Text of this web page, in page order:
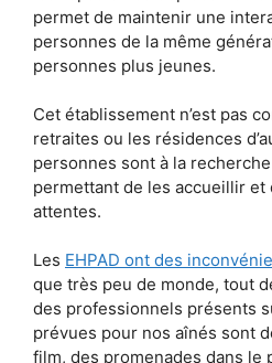
permet de maintenir une
personnes de la même
personnes plus jeunes.
Cet établissement n’est pas
retraites ou les résidences
personnes sont à la
permettant de les accueillir et
attentes.
Les EHPAD ont des
que très peu de monde, tout
des professionnels présents
prévues pour nos aînés sont
film, des promenades dans le